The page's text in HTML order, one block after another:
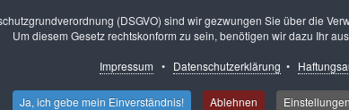
(DSGVO) sind wir gezwungen Sie über die
Um diesem Gesetz rechtskonform zu sein, benötigen wir dazu Ihr
Impressum • Datenschutzerklärung •
Ja, ich gebe mein Einverständnis! Ablehnen Einstellungen